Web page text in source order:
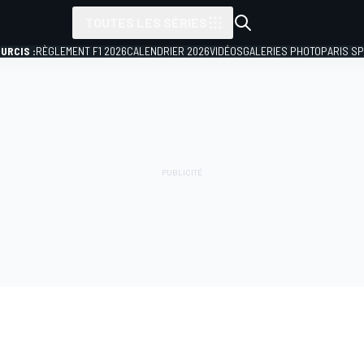
:RÈGLEMENT F1 2026CALENDRIER 2026VIDÉOSGALERIES PHOTOPARIS